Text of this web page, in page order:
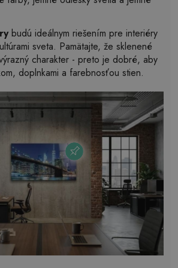
budú ideálnym riešením pre interiéry
sveta. Pamätajte, že sklenené
charakter - preto je dobré, aby
doplnkami a farebnosťou stien.